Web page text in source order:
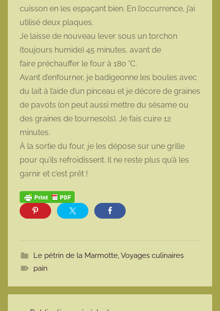
cuisson en les espaçant bien. En l’occurrence, j’ai
utilisé deux plaques.
Je laisse de nouveau lever sous un torchon
(toujours humide) 45 minutes, avant de
faire préchauffer le four à 180 °C.
Avant d’enfourner, je badigeonne les boules avec
du lait à l’aide d’un pinceau et je décore de graines
de pavots (on peut aussi mettre du sésame ou
des graines de tournesols). Je fais cuire 12
minutes.
À la sortie du four, je les dépose sur une grille
pour qu’ils refroidissent. Il ne reste plus qu’à les
garnir et c’est prêt !
Le pétrin de la Marmotte,Voyages culinaires
pain